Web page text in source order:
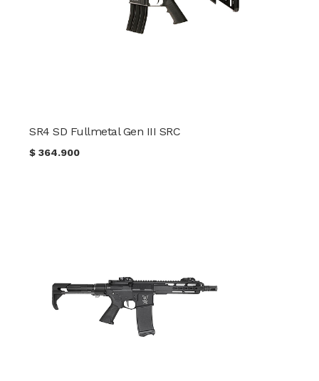
SR4 SD Fullmetal Gen III SRC
$364.900